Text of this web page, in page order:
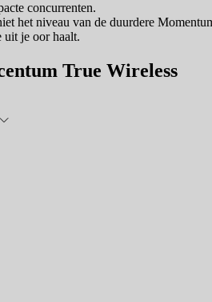
concurrenten.
het niveau van de duurdere
uit je oor haalt.
True Wireless